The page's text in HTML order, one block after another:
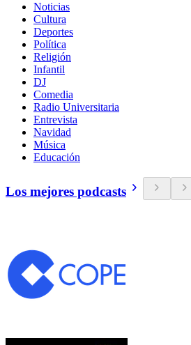
Noticias
Cultura
Deportes
Política
Religión
Infantil
DJ
Comedia
Radio Universitaria
Entrevista
Navidad
Música
Educación
Los mejores podcasts